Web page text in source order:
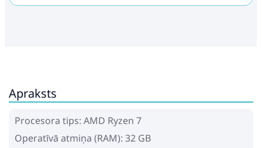
Apraksts
Procesora tips: AMD Ryzen 7
Operatīvā atmiņa (RAM): 32 GB